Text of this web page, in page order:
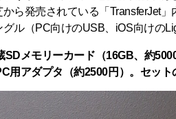
ら発売されている「TransferJet
ル（PC向けのUSB、iOS向けの
SDメモリーカード（16GB、約
用アダプタ（約2500円）。セッ